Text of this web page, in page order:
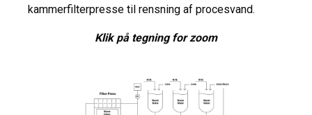
kammerfilterpresse til rensning af procesvand.
Klik på tegning for zoom